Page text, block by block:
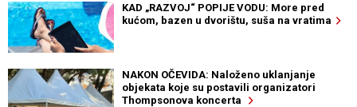
KAD „RAZVOJ“ POPIJE VODU: More pred
kućom, bazen u dvorištu, suša na vratima
NAKON OČEVIDA: Naloženo uklanjanje
objekata koje su postavili organizatori
Thompsonova koncerta